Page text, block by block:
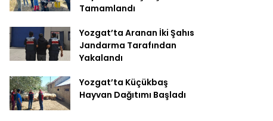
Tamamlandı
Yozgat’ta Aranan İki Şahıs
Jandarma Tarafından
Yakalandı
Yozgat’ta Küçükbaş
Hayvan Dağıtımı Başladı